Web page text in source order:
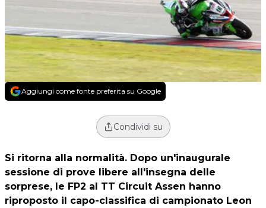
Aggiungi come fonte preferita su Google
Condividi su
Si ritorna alla normalità. Dopo un'inaugurale
sessione di prove libere all'insegna delle
sorprese, le FP2 al TT Circuit Assen hanno
riproposto il capo-classifica di campionato Leon